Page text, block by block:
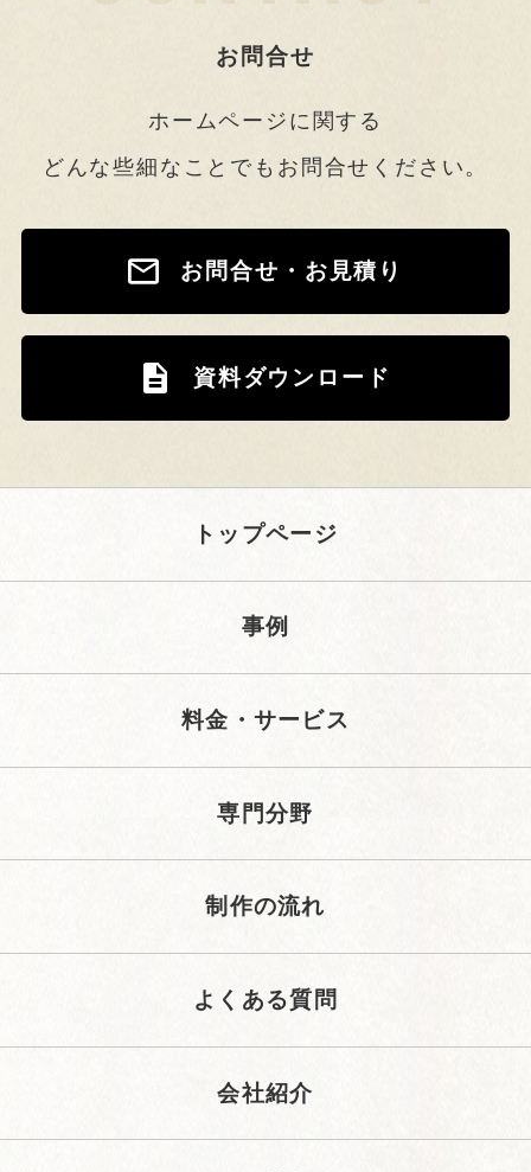
お問合せ
ホームページに関する
どんな些細なことでもお問合せください。
お問合せ・お見積り
資料ダウンロード
トップページ
事例
料金・サービス
専門分野
制作の流れ
よくある質問
会社紹介